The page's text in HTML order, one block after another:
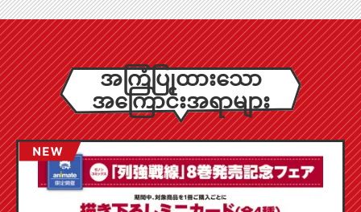
အကြံပြုထားသော
အကြောင်းအရာများ